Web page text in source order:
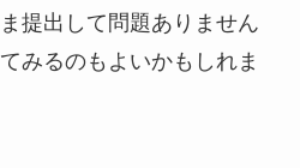
提出して問題ありません
みるのもよいかもしれま